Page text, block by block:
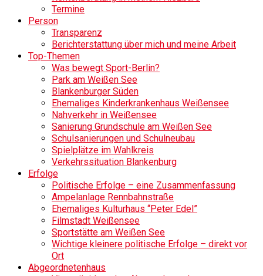
Termine
Person
Transparenz
Berichterstattung über mich und meine Arbeit
Top-Themen
Was bewegt Sport-Berlin?
Park am Weißen See
Blankenburger Süden
Ehemaliges Kinderkrankenhaus Weißensee
Nahverkehr in Weißensee
Sanierung Grundschule am Weißen See
Schulsanierungen und Schulneubau
Spielplätze im Wahlkreis
Verkehrssituation Blankenburg
Erfolge
Politische Erfolge – eine Zusammenfassung
Ampelanlage Rennbahnstraße
Ehemaliges Kulturhaus “Peter Edel”
Filmstadt Weißensee
Sportstätte am Weißen See
Wichtige kleinere politische Erfolge – direkt vor
Ort
Abgeordnetenhaus